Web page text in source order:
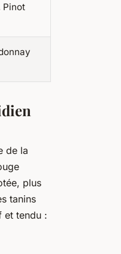
Pinot
de la
plus
tanins
et tendu :